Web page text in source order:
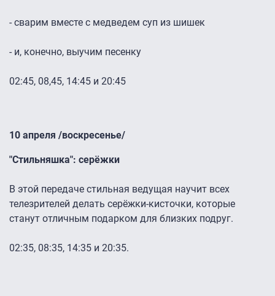
- сварим вместе с медведем суп из шишек
- и, конечно, выучим песенку
02:45, 08,45, 14:45 и 20:45
10 апреля /воскресенье/
"Стильняшка": серёжки
В этой передаче стильная ведущая научит всех
телезрителей делать серёжки-кисточки, которые
станут отличным подарком для близких подруг.
02:35, 08:35, 14:35 и 20:35.